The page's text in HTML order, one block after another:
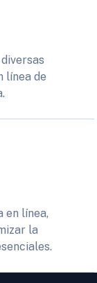
línea de
en línea,
la